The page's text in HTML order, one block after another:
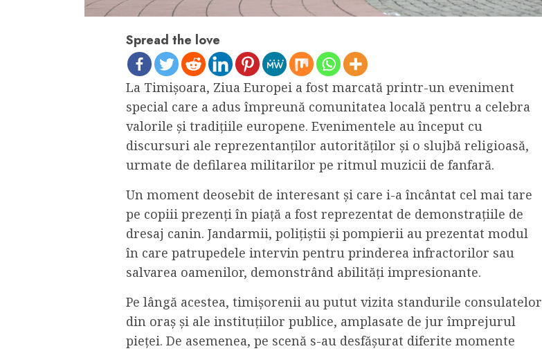
Spread the love
La Timișoara, Ziua Europei a fost marcată printr-un eveniment
special care a adus împreună comunitatea locală pentru a celebra
valorile și tradițiile europene. Evenimentele au început cu
discursuri ale reprezentanților autorităților și o slujbă religioasă,
urmate de defilarea militarilor pe ritmul muzicii de fanfară.
Un moment deosebit de interesant și care i-a încântat cel mai tare
pe copiii prezenți în piață a fost reprezentat de demonstrațiile de
dresaj canin. Jandarmii, polițiștii și pompierii au prezentat modul
în care patrupedele intervin pentru prinderea infractorilor sau
salvarea oamenilor, demonstrând abilități impresionante.
Pe lângă acestea, timișorenii au putut vizita standurile consulatelor
din oraș și ale instituțiilor publice, amplasate de jur împrejurul
pieței. De asemenea, pe scenă s-au desfășurat diferite momente